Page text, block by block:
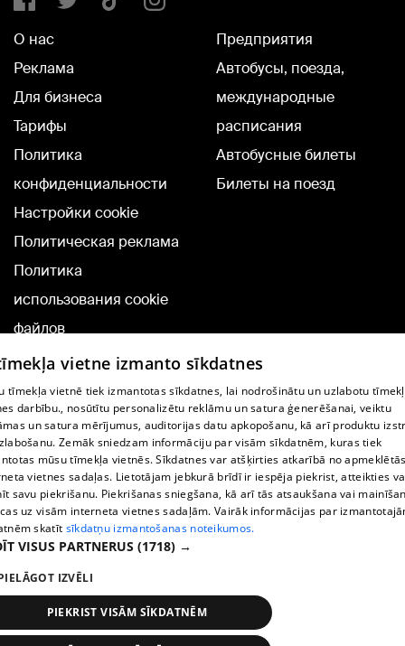
О нас
Реклама
Для бизнеса
Тарифы
Политика
конфиденциальности
Настройки cookie
Политическая реклама
Политика
использования cookie
файлов
Добавление
комментариев
Предприятия
Автобусы, поезда,
международные
расписания
Автобусные билеты
Билеты на поезд
TВ-программа
Условия договора
360 Ziņu kontakti
Helio Media
Служба помощи портала: э-почта -
All rights reserved.
vietne izmanto sīkdatnes
tīmekļa vietnē tiek izmantotas sīkdatnes, lai nodrošinātu un uzlabotu
darbību., nosūtītu personalizētu reklāmu un satura ģenerēšanai, veiktu
un satura mērījumus, auditorijas datu apkopošanu, kā arī produktu
Zemāk sniedzam informāciju par visām sīkdatnēm, kuras tiek
mūsu tīmekļa vietnēs. Sīkdatnes var atšķirties atkarībā no
vietnes sadaļas. Lietotājam jebkurā brīdī ir iespēja piekrist, atteikties
savu piekrišanu. Piekrišanas sniegšana, kā arī tās atsaukšana vai
uz visām interneta vietnes sadaļām. Vairāk informācijas par
skatīt sīkdatņu izmantošanas noteikumos.
VISUS PARTNERUS (1718) →
IZVĒLI
PIEKRIST VISĀM SĪKDATNĒM